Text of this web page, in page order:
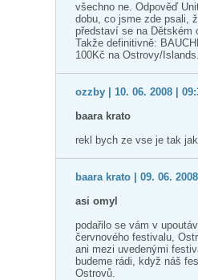
všechno ne. Odpověď
dobu, co jsme zde psali,
představí se na Dětském
Takže definitivně:
100Kč na Ostrovy/
ozzby | 10. 06. 2008 |
baara krato
rekl bych ze vse je tak
baara krato | 09. 06.
asi omyl
podařilo se vám v
červnového festivalu,
ani mezi uvedenými
budeme rádi, když náš
Ostrovů.